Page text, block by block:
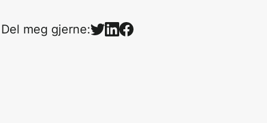
Del meg gjerne: